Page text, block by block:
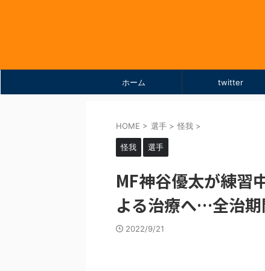
ホーム twitter
HOME > 選手 > 怪我 >
怪我 選手
MF神谷優太が練習
よる治療へ…全治
2022/9/21